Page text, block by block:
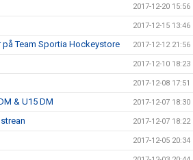
2017-12-20 15:56
2017-12-15 13:46
Team Sportia Hockeystore 2017-12-12 21:56
2017-12-10 18:23
2017-12-08 17:51
& U15 DM 2017-12-07 18:30
2017-12-07 18:22
2017-12-05 20:34